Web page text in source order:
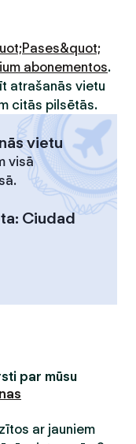
abonementos.
atrašanās vietu
citās pilsētās.
vietu
visā
: Ciudad
par mūsu
ar jauniem